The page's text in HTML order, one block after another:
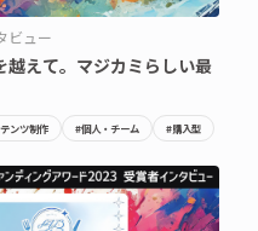
ビュー
越えて。マジカミらしい最
ンツ制作 #個人・チーム #購入型